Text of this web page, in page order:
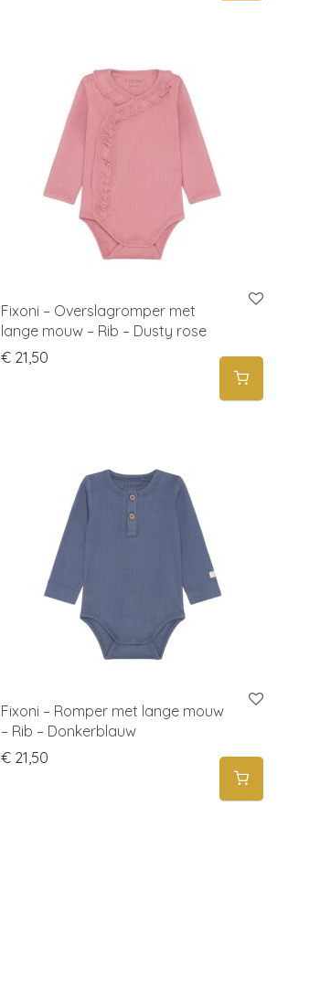
Fixoni – Overslagromper met
lange mouw – Rib – Dusty rose
€ 21,50
Fixoni – Romper met lange mouw
– Rib – Donkerblauw
€ 21,50